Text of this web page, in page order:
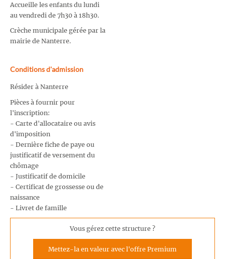
Accueille les enfants du lundi
au vendredi de 7h30 à 18h30.
Crèche municipale gérée par la
mairie de Nanterre.
Conditions d'admission
Résider à Nanterre
Pièces à fournir pour
l'inscription:
- Carte d'allocataire ou avis
d'imposition
- Dernière fiche de paye ou
justificatif de versement du
chômage
- Justificatif de domicile
- Certificat de grossesse ou de
naissance
- Livret de famille
Vous gérez cette structure ?
Mettez-la en valeur avec l'offre Premium